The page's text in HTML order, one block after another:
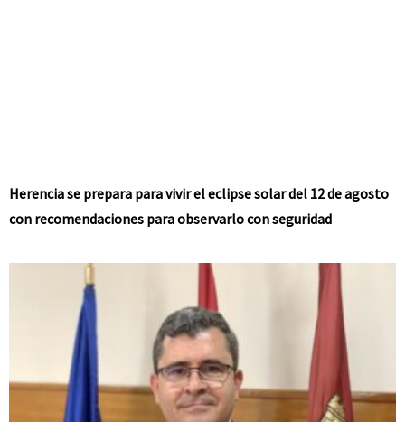
Herencia se prepara para vivir el eclipse solar del 12 de agosto
con recomendaciones para observarlo con seguridad